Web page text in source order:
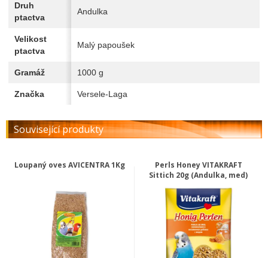
Druh
ptactva
Andulka
Velikost
ptactva
Malý papoušek
Gramáž 1000 g
Značka Versele-Laga
Související produkty
Loupaný oves AVICENTRA 1Kg
Perls Honey VITAKRAFT
Sittich 20g (Andulka, med)